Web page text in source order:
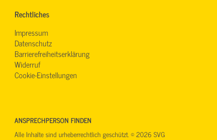
Rechtliches
Impressum
Datenschutz
Barrierefreiheitserklärung
Widerruf
Cookie-Einstellungen
ANSPRECHPERSON FINDEN
Alle Inhalte sind urheberrechtlich geschützt. © 2026 SVG